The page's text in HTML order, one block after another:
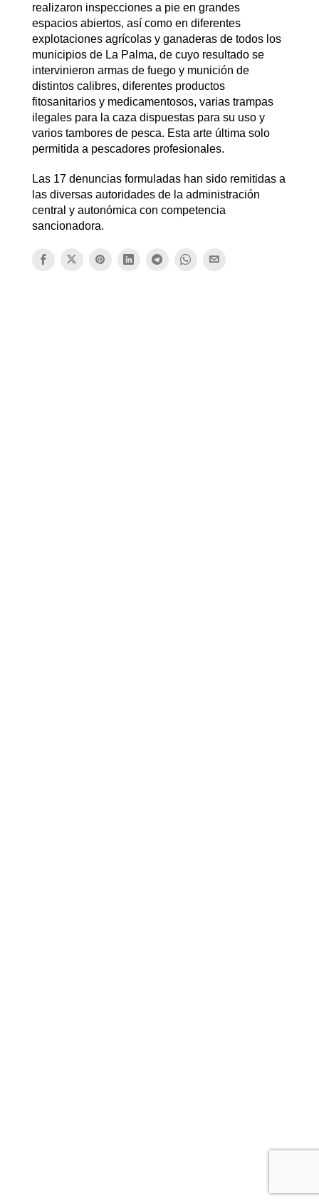
realizaron inspecciones a pie en grandes
espacios abiertos, así como en diferentes
explotaciones agrícolas y ganaderas de todos los
municipios de La Palma, de cuyo resultado se
intervinieron armas de fuego y munición de
distintos calibres, diferentes productos
fitosanitarios y medicamentosos, varias trampas
ilegales para la caza dispuestas para su uso y
varios tambores de pesca. Esta arte última solo
permitida a pescadores profesionales.
Las 17 denuncias formuladas han sido remitidas a
las diversas autoridades de la administración
central y autonómica con competencia
sancionadora.